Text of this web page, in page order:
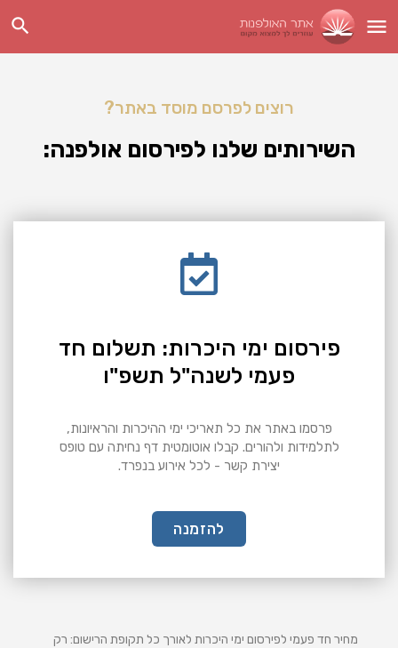
רוצים לפרסם מוסד באתר?
השירותים שלנו לפירסום אולפנה:
פירסום ימי היכרות: תשלום חד
פעמי לשנה"ל תשפ"ו
פרסמו באתר את כל תאריכי ימי ההיכרות והראיונות,
לתלמידות ולהורים. קבלו אוטומטית דף נחיתה עם טופס
יצירת קשר - לכל אירוע בנפרד.
להזמנה
מחיר חד פעמי לפירסום ימי היכרות לאורך כל תקופת הרישום: רק